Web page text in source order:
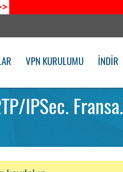
VPN KURULUMU İNDIR
IPSec. Fransa.